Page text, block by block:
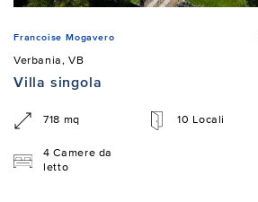
Francoise Mogavero
Verbania, VB
Villa singola
718 mq 10 Locali
4 Camere da
letto